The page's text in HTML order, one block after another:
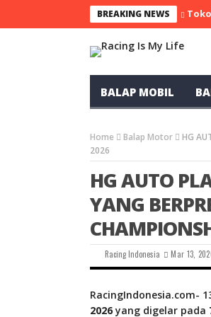
BREAKING NEWS
BALAP MOBIL
Home Balap Motor
HG
2026
HG AUTO
YANG
Racing Indonesia Mar 13,
RacingIndonesia.com-
2026yang digelar pada